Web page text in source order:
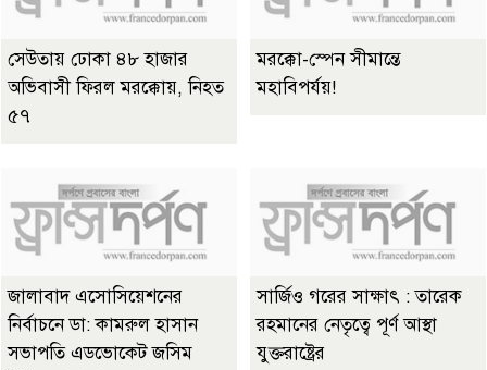
সেউতায় ঢোকা ৪৮ হাজার
অভিবাসী ফিরল মরক্কোয়, নিহত
৫৭
মরক্কো-স্পেন সীমান্তে
মহাবিপর্যয়!
জালাবাদ এসোসিয়েশনের
নির্বাচনে ডা: কামরুল হাসান
সভাপতি এডভোকেট জসিম
সার্জিও গরের সাক্ষাৎ : তারেক
রহমানের নেতৃত্বে পূর্ণ আস্থা
যুক্তরাষ্ট্রের